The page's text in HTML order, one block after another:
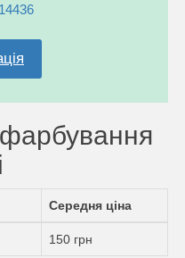
14436
Середня ціна
150 грн